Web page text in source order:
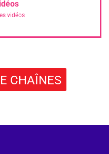
vidéos
CHAÎNES